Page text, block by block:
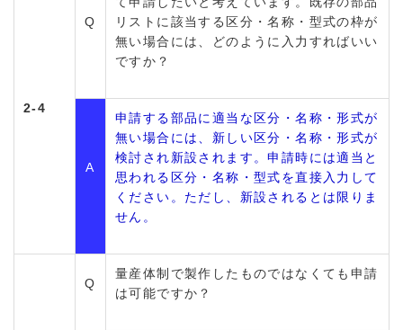
2-4
Q
リストに該当する区分・名称・型式の枠が
無い場合には、どのように入力すればいい
ですか？
A
申請する部品に適当な区分・名称・形式が
無い場合には、新しい区分・名称・形式が
検討され新設されます。申請時には適当と
思われる区分・名称・型式を直接入力して
ください。ただし、新設されるとは限りま
せん。
Q
量産体制で製作したものではなくても申請
は可能ですか？